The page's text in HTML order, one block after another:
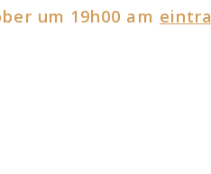
um 19h00 am